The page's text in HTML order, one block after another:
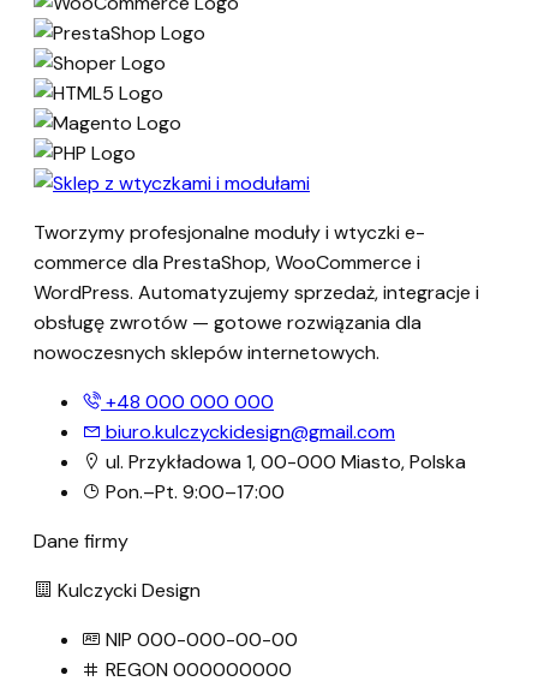
Tworzymy profesjonalne moduły i wtyczki e-
commerce dla PrestaShop, WooCommerce i
WordPress. Automatyzujemy sprzedaż, integracje i
obsługę zwrotów — gotowe rozwiązania dla
nowoczesnych sklepów internetowych.
+48 000 000 000
biuro.kulczyckidesign@gmail.com
ul. Przykładowa 1, 00-000 Miasto, Polska
Pon.–Pt. 9:00–17:00
Dane firmy
Kulczycki Design
NIP 000-000-00-00
REGON 000000000